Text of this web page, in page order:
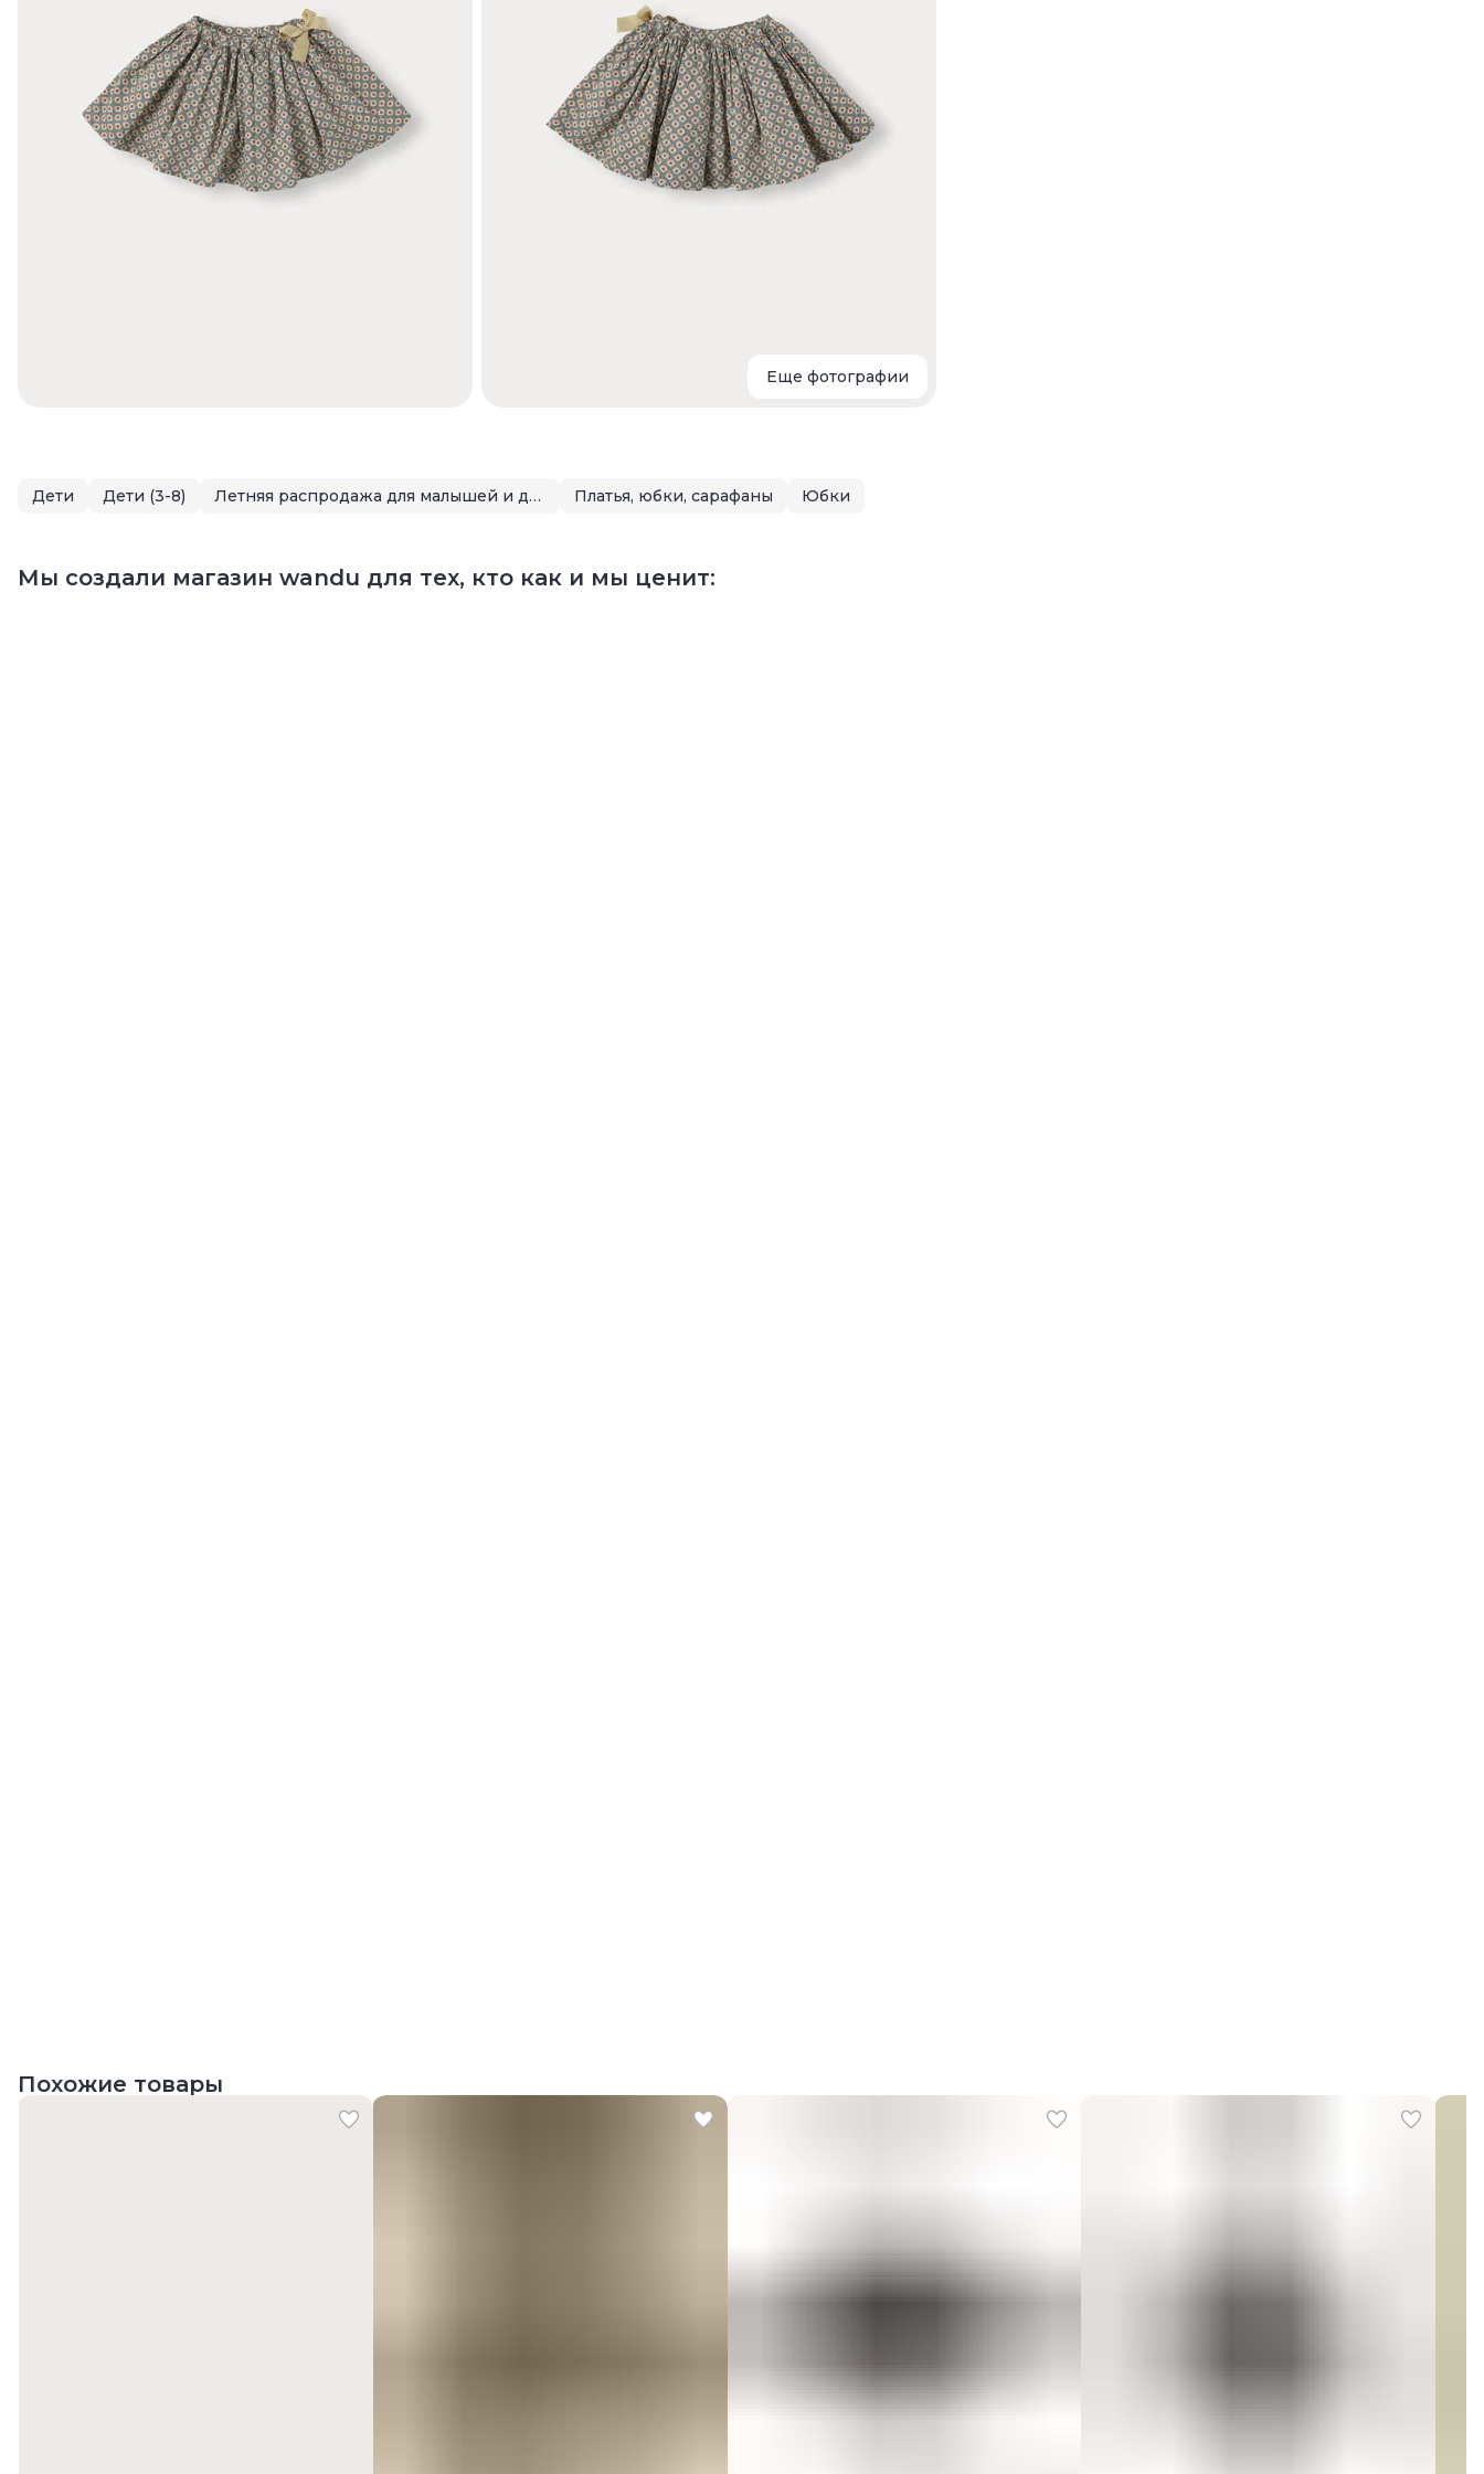
Еще фотографии
Дети Дети (3-8) Летняя распродажа для малышей и детей Платья, юбки, сарафаны Юбки
Мы создали магазин wandu для тех, кто как и мы ценит:
Похожие товары